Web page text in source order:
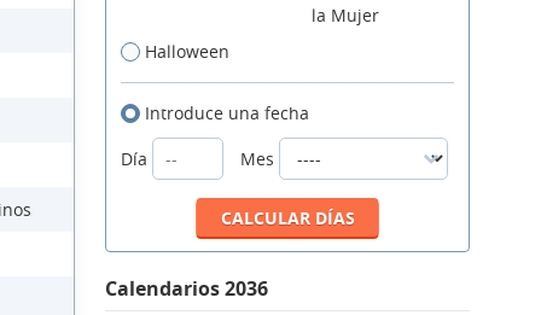
la Mujer
Halloween
Introduce una fecha
Día
Mes
Calendarios 2036